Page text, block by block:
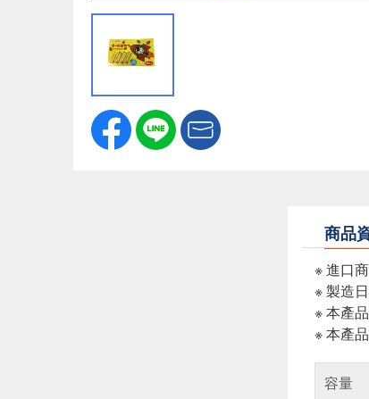
商品
※ 進口
※ 製造
※ 本產
※ 本產
容量